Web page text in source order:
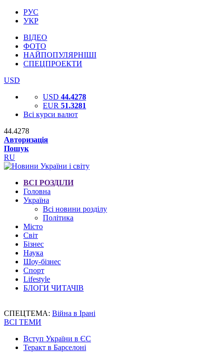
РУС
УКР
ВІДЕО
ФОТО
НАЙПОПУЛЯРНІШІ
СПЕЦПРОЕКТИ
USD
USD 44.4278
EUR 51.3281
Всі курси валют
44.4278
Авторизація
Пошук
RU
ВСІ РОЗДІЛИ
Головна
Україна
Всі новини розділу
Політика
Місто
Світ
Бізнес
Наука
Шоу-бізнес
Спорт
Lifestyle
БЛОГИ ЧИТАЧІВ
СПЕЦТЕМА: Війна в Ірані
ВСІ ТЕМИ
Вступ України в ЄС
Теракт в Барселоні